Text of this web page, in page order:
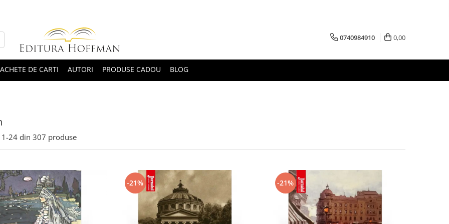
0740984910 0,00
DE CARTI AUTORI PRODUSE CADOU BLOG
1-24 din 307 produse
-21% -21%